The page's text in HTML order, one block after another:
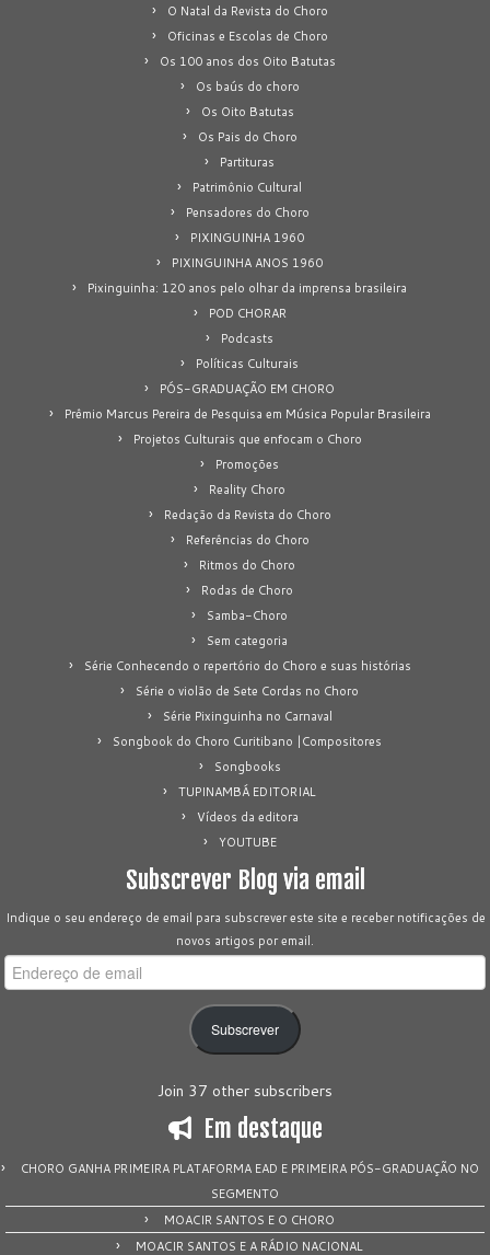
O Natal da Revista do Choro
Oficinas e Escolas de Choro
Os 100 anos dos Oito Batutas
Os baús do choro
Os Oito Batutas
Os Pais do Choro
Partituras
Patrimônio Cultural
Pensadores do Choro
PIXINGUINHA 1960
PIXINGUINHA ANOS 1960
Pixinguinha: 120 anos pelo olhar da imprensa brasileira
POD CHORAR
Podcasts
Políticas Culturais
PÓS-GRADUAÇÃO EM CHORO
Prêmio Marcus Pereira de Pesquisa em Música Popular Brasileira
Projetos Culturais que enfocam o Choro
Promoções
Reality Choro
Redação da Revista do Choro
Referências do Choro
Ritmos do Choro
Rodas de Choro
Samba-Choro
Sem categoria
Série Conhecendo o repertório do Choro e suas histórias
Série o violão de Sete Cordas no Choro
Série Pixinguinha no Carnaval
Songbook do Choro Curitibano |Compositores
Songbooks
TUPINAMBÁ EDITORIAL
Vídeos da editora
YOUTUBE
Subscrever Blog via email
Indique o seu endereço de email para subscrever este site e receber notificações de
novos artigos por email.
Endereço
de
Subscrever
Join 37 other subscribers
Em destaque
CHORO GANHA PRIMEIRA PLATAFORMA EAD E PRIMEIRA PÓS-GRADUAÇÃO NO
SEGMENTO
MOACIR SANTOS E O CHORO
MOACIR SANTOS E A RÁDIO NACIONAL